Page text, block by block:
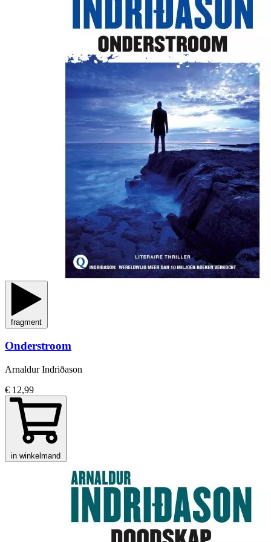
fragment
Onderstroom
Arnaldur Indriðason
€ 12,99
in winkelmand